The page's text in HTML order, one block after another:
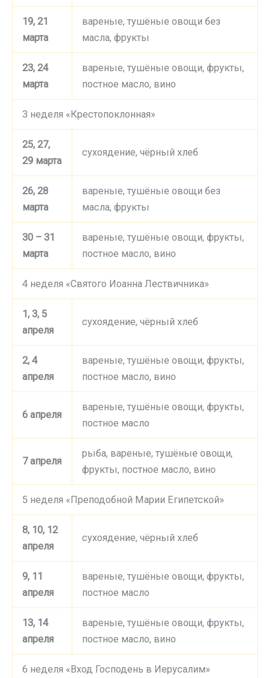
19, 21
марта
вареные, тушёные овощи без
масла, фрукты
23, 24
марта
вареные, тушёные овощи, фрукты,
постное масло, вино
3 неделя «Крестопоклонная»
25, 27,
29 марта
сухоядение, чёрный хлеб
26, 28
марта
вареные, тушёные овощи без
масла, фрукты
30 – 31
марта
вареные, тушёные овощи, фрукты,
постное масло, вино
4 неделя «Святого Иоанна Лествичника»
1, 3, 5
апреля
сухоядение, чёрный хлеб
2, 4
апреля
вареные, тушёные овощи, фрукты,
постное масло, вино
6 апреля
вареные, тушёные овощи, фрукты,
постное масло
7 апреля
рыба, вареные, тушёные овощи,
фрукты, постное масло, вино
5 неделя «Преподобной Марии Египетской»
8, 10, 12
апреля
сухоядение, чёрный хлеб
9, 11
апреля
вареные, тушёные овощи, фрукты,
постное масло
13, 14
апреля
вареные, тушёные овощи, фрукты,
постное масло, вино
6 неделя «Вход Господень в Иерусалим»